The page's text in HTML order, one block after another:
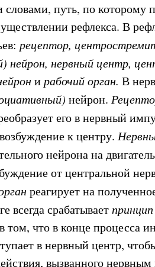
путь, по которому
рефлекса. В
рецептор,
нейрон, нервный центр,
ирабочий орган.В
нейрон.
его в нервный
к центру.
нейрона на
от центральной
реагирует на
всегда срабатывает
что в конце процесса
в нервный центр,
вызванного